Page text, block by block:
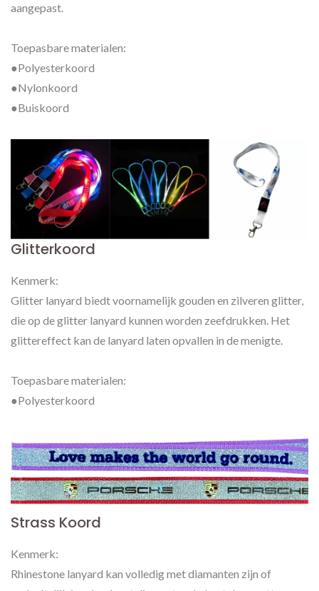
aangepast.
Toepasbare materialen:
●Polyesterkoord
●Nylonkoord
●Buiskoord
Glitterkoord
Kenmerk:
Glitter lanyard biedt voornamelijk gouden en zilveren glitter,
die op de glitter lanyard kunnen worden zeefdrukken. Het
glittereffect kan de lanyard laten opvallen in de menigte.
Toepasbare materialen:
●Polyesterkoord
Strass Koord
Kenmerk:
Rhinestone lanyard kan volledig met diamanten zijn of